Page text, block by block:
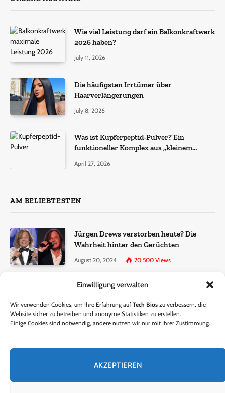
Einwilligung verwalten
Wir verwenden Cookies, um Ihre Erfahrung auf Tech Bios zu verbessern, die
Website sicher zu betreiben und anonyme Statistiken zu erstellen.
Einige Cookies sind notwendig, andere nutzen wir nur mit Ihrer Zustimmung.
AKZEPTIEREN
Wie viel Leistung darf ein Balkonkraftwerk
2026 haben?
July 11, 2026
Die häufigsten Irrtümer über
Haarverlängerungen
July 8, 2026
Was ist Kupferpeptid-Pulver? Ein
funktioneller Komplex aus „kleinem
April 27, 2026
AM BELIEBTESTEN
Jürgen Drews verstorben heute? Die
Wahrheit hinter den Gerüchten
August 20, 2024 20,500 Views
Ralf Dammasch Traueranzeige:
June 26, 2024 13,286Views
hinter den Gerüchten
October 5, 2024 9,301